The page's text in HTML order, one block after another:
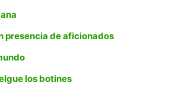
presencia de aficionados
los botines